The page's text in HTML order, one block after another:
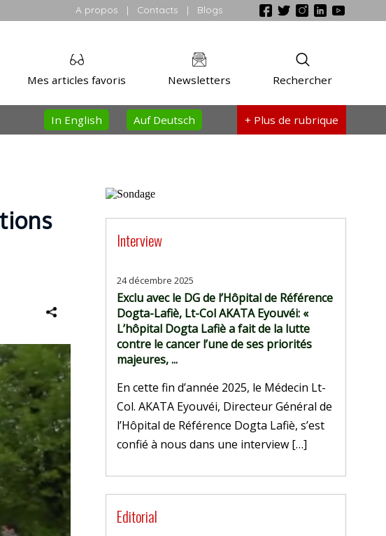
A propos | Contacts | Blogs
Rechercher
Newsletters
Mes articles favoris
+ Plus de rubrique
Auf Deutsch
In English
Interview
24 décembre 2025
Exclu avec le DG de l’Hôpital de Référence
Dogta-Lafiè, Lt-Col AKATA Eyouvéi: «
L’hôpital Dogta Lafiè a fait de la lutte
contre le cancer l’une de ses priorités
majeures, ...
En cette fin d’année 2025, le Médecin Lt-
Col. AKATA Eyouvéi, Directeur Général de
l’Hôpital de Référence Dogta Lafiè, s’est
confié à nous dans une interview […]
Editorial